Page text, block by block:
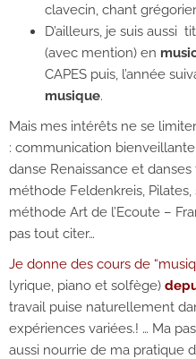
clavecin, chant
D’ailleurs, je suis aussi
(avec mention) en
CAPES puis, l’année
musique.
Mais mes intérêts ne se
: communication
danse Renaissance et
méthode Feldenkreis,
méthode Art de l’Ecoute –
pas tout citer…
Je donne des cours de
lyrique, piano et solfège)
travail puise naturellement
expériences variées.! … Ma
aussi nourrie de ma pratique